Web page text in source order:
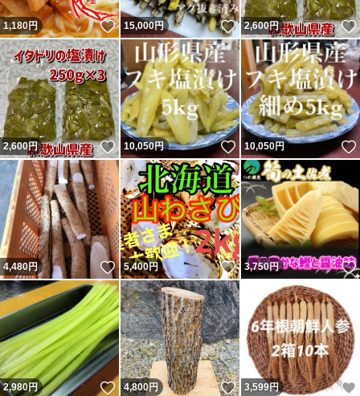
1,180円 いいね！
15,000円 いいね！
2,600円
2,600円 いいね！
10,050円 いいね！
10,050円
4,480円 いいね！
5,400円 いいね！
3,750円
2,980円 いいね！
4,800円 いいね！
3,599円